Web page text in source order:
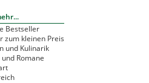
Bestseller
zum kleinen Preis
und Kulinarik
Romane